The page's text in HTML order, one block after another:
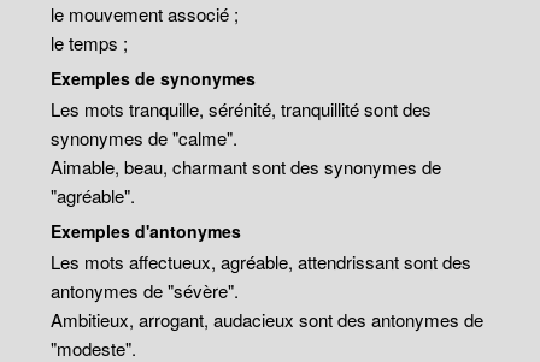
le mouvement associé ;
le temps ;
Exemples de synonymes
Les mots tranquille, sérénité, tranquillité sont des
synonymes de "calme".
Aimable, beau, charmant sont des synonymes de
"agréable".
Exemples d'antonymes
Les mots affectueux, agréable, attendrissant sont des
antonymes de "sévère".
Ambitieux, arrogant, audacieux sont des antonymes de
"modeste".